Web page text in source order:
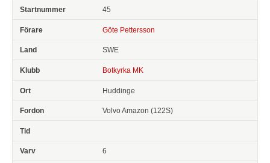
45
Göte Pettersson
SWE
Botkyrka MK
Huddinge
Volvo Amazon (122S)
6